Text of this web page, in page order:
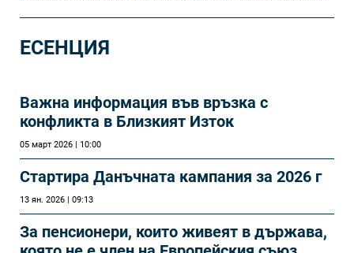
ЕСЕНЦИЯ
Важна информация във връзка с
конфликта в Близкият Изток
05 март 2026 | 10:00
Стартира Данъчната кампания за 2026 г
13 ян. 2026 | 09:13
За пенсионери, които живеят в държава,